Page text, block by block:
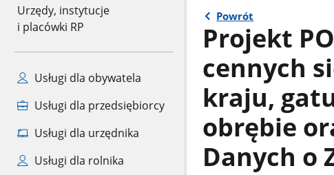
Urzędy, instytucje
i placówki RP
Usługi dla obywatela
Usługi dla przedsiębiorcy
Usługi dla urzędnika
Usługi dla rolnika
Powrót
Projekt
cennych
kraju,
obrębie
Danych o